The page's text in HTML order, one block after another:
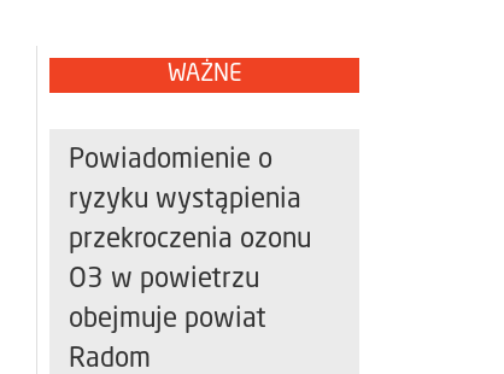
WAŻNE
Powiadomienie o
ryzyku wystąpienia
przekroczenia ozonu
O3 w powietrzu
obejmuje powiat
Radom